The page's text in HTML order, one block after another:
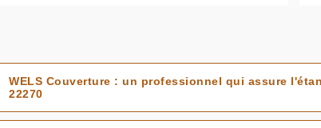
WELS Couverture : un professionnel qui assure
22270